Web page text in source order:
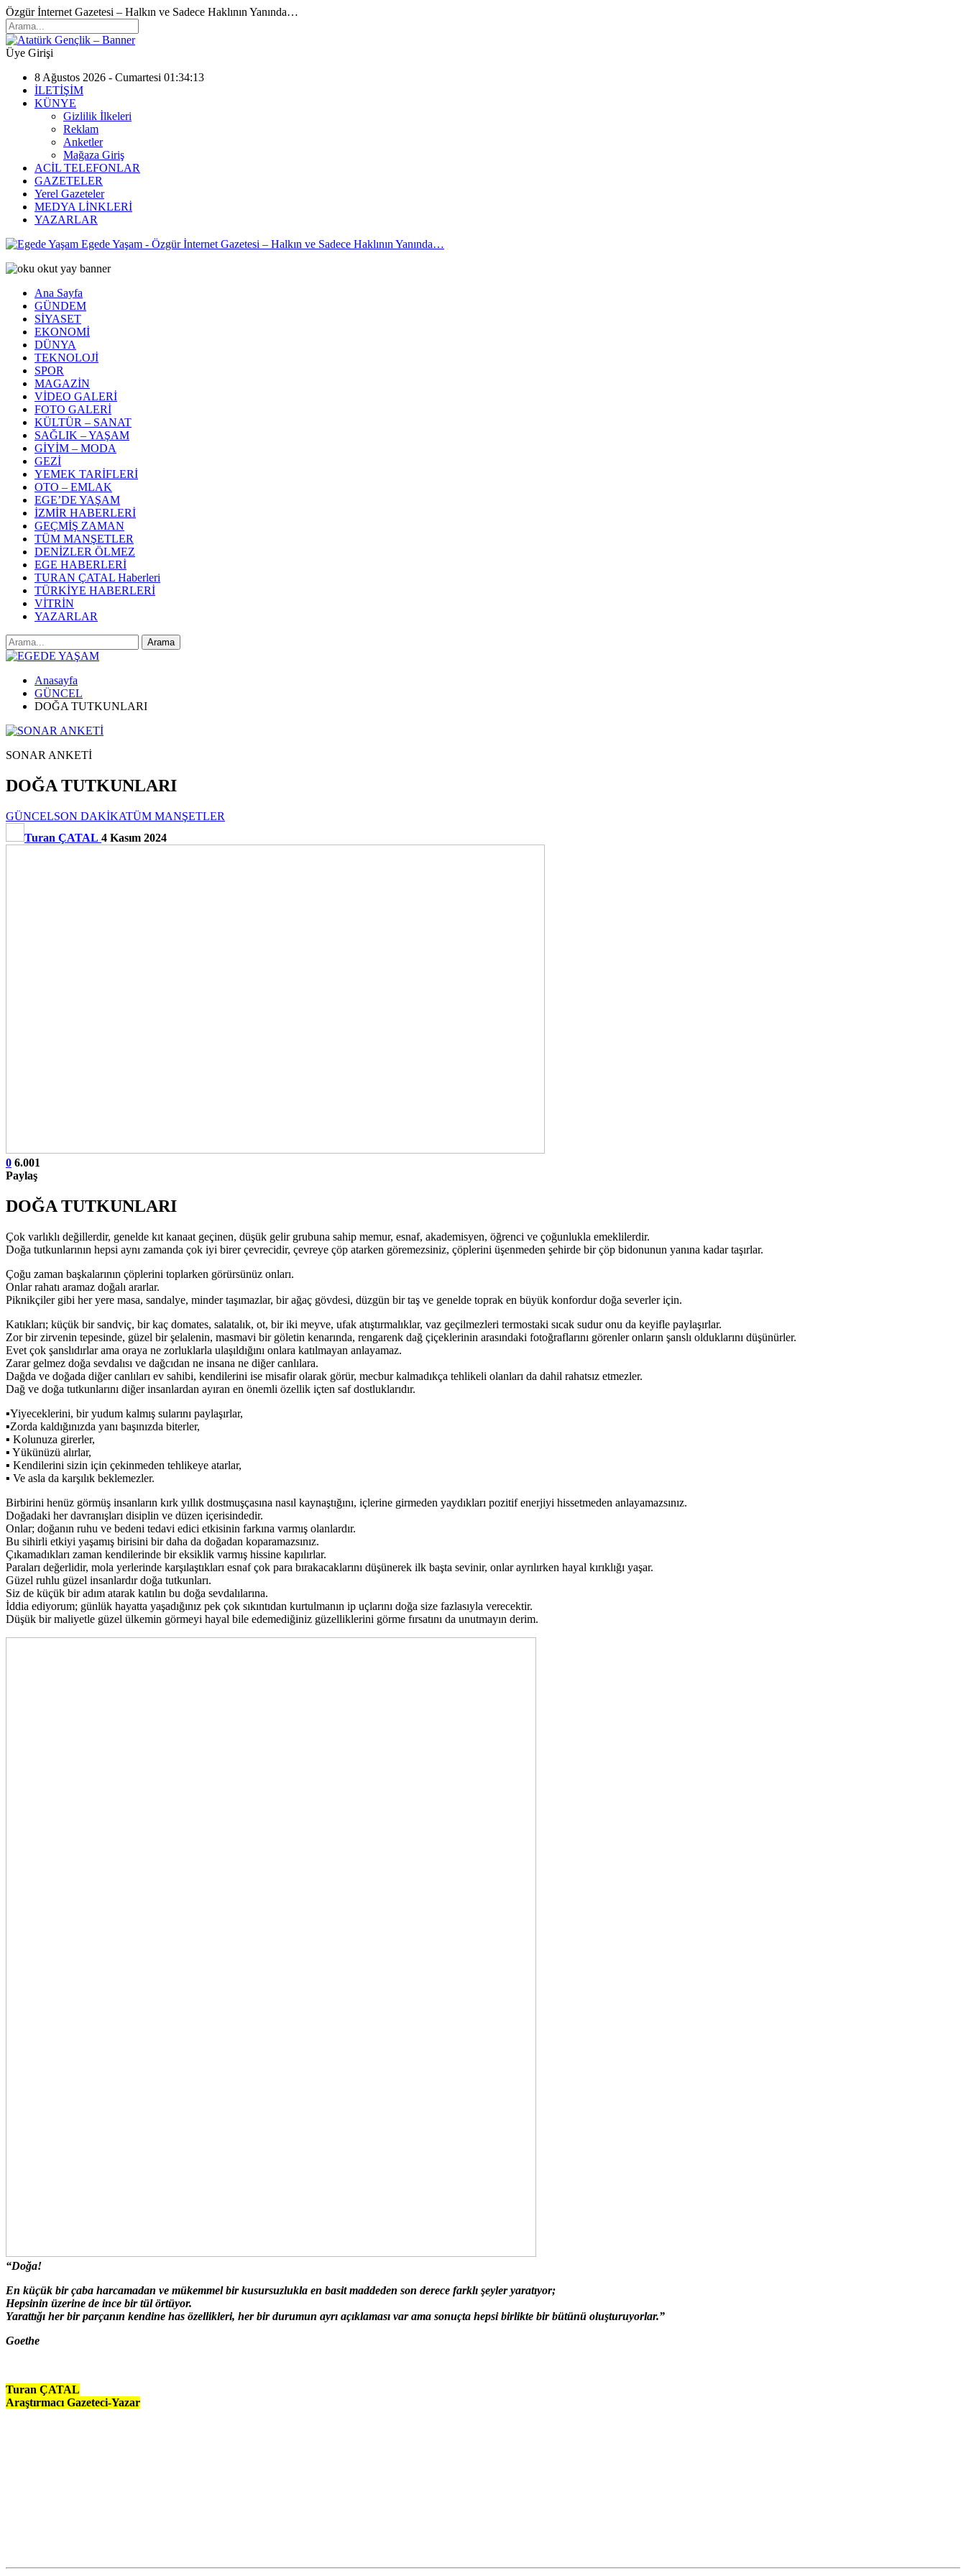
Özgür İnternet Gazetesi – Halkın ve Sadece Haklının Yanında…
Üye Girişi
8 Ağustos 2026 - Cumartesi 01:34:13
İLETİŞİM
KÜNYE
Gizlilik İlkeleri
Reklam
Anketler
Mağaza Giriş
ACİL TELEFONLAR
GAZETELER
Yerel Gazeteler
MEDYA LİNKLERİ
YAZARLAR
Egede Yaşam - Özgür İnternet Gazetesi – Halkın ve Sadece Haklının Yanında…
Ana Sayfa
GÜNDEM
SİYASET
EKONOMİ
DÜNYA
TEKNOLOJİ
SPOR
MAGAZİN
VİDEO GALERİ
FOTO GALERİ
KÜLTÜR – SANAT
SAĞLIK – YAŞAM
GİYİM – MODA
GEZİ
YEMEK TARİFLERİ
OTO – EMLAK
EGE’DE YAŞAM
İZMİR HABERLERİ
GEÇMİŞ ZAMAN
TÜM MANŞETLER
DENİZLER ÖLMEZ
EGE HABERLERİ
TURAN ÇATAL Haberleri
TÜRKİYE HABERLERİ
VİTRİN
YAZARLAR
Anasayfa
GÜNCEL
DOĞA TUTKUNLARI
SONAR ANKETİ
DOĞA TUTKUNLARI
GÜNCELSON DAKİKATÜM MANŞETLER
Turan ÇATAL 4 Kasım 2024
0 6.001
Paylaş
DOĞA TUTKUNLARI
Çok varlıklı değillerdir, genelde kıt kanaat geçinen, düşük gelir grubuna sahip memur, esnaf, akademisyen, öğrenci ve çoğunlukla emeklilerdir.
Doğa tutkunlarının hepsi aynı zamanda çok iyi birer çevrecidir, çevreye çöp atarken göremezsiniz, çöplerini üşenmeden şehirde bir çöp bidonunun yanına kadar taşırlar.
Çoğu zaman başkalarının çöplerini toplarken görürsünüz onları.
Onlar rahatı aramaz doğalı ararlar.
Piknikçiler gibi her yere masa, sandalye, minder taşımazlar, bir ağaç gövdesi, düzgün bir taş ve genelde toprak en büyük konfordur doğa severler için.
Katıkları; küçük bir sandviç, bir kaç domates, salatalık, ot, bir iki meyve, ufak atıştırmalıklar, vaz geçilmezleri termostaki sıcak sudur onu da keyifle paylaşırlar.
Zor bir zirvenin tepesinde, güzel bir şelalenin, masmavi bir göletin kenarında, rengarenk dağ çiçeklerinin arasındaki fotoğraflarını görenler onların şanslı olduklarını düşünürler.
Evet çok şanslıdırlar ama oraya ne zorluklarla ulaşıldığını onlara katılmayan anlayamaz.
Zarar gelmez doğa sevdalısı ve dağcıdan ne insana ne diğer canlılara.
Dağda ve doğada diğer canlıları ev sahibi, kendilerini ise misafir olarak görür, mecbur kalmadıkça tehlikeli olanları da dahil rahatsız etmezler.
Dağ ve doğa tutkunlarını diğer insanlardan ayıran en önemli özellik içten saf dostluklarıdır.
▪Yiyeceklerini, bir yudum kalmış sularını paylaşırlar,
▪Zorda kaldığınızda yanı başınızda biterler,
▪ Kolunuza girerler,
▪ Yükünüzü alırlar,
▪ Kendilerini sizin için çekinmeden tehlikeye atarlar,
▪ Ve asla da karşılık beklemezler.
Birbirini henüz görmüş insanların kırk yıllık dostmuşçasına nasıl kaynaştığını, içlerine girmeden yaydıkları pozitif enerjiyi hissetmeden anlayamazsınız.
Doğadaki her davranışları disiplin ve düzen içerisindedir.
Onlar; doğanın ruhu ve bedeni tedavi edici etkisinin farkına varmış olanlardır.
Bu sihirli etkiyi yaşamış birisini bir daha da doğadan koparamazsınız.
Çıkamadıkları zaman kendilerinde bir eksiklik varmış hissine kapılırlar.
Paraları değerlidir, mola yerlerinde karşılaştıkları esnaf çok para bırakacaklarını düşünerek ilk başta sevinir, onlar ayrılırken hayal kırıklığı yaşar.
Güzel ruhlu güzel insanlardır doğa tutkunları.
Siz de küçük bir adım atarak katılın bu doğa sevdalılarına.
İddia ediyorum; günlük hayatta yaşadığınız pek çok sıkıntıdan kurtulmanın ip uçlarını doğa size fazlasıyla verecektir.
Düşük bir maliyetle güzel ülkemin görmeyi hayal bile edemediğiniz güzelliklerini görme fırsatını da unutmayın derim.
“Doğa!
En küçük bir çaba harcamadan ve mükemmel bir kusursuzlukla en basit maddeden son derece farklı şeyler yaratıyor;
Hepsinin üzerine de ince bir tül örtüyor.
Yarattığı her bir parçanın kendine has özellikleri, her bir durumun ayrı açıklaması var ama sonuçta hepsi birlikte bir bütünü oluşturuyorlar.”
Goethe
Turan ÇATAL
Araştırmacı Gazeteci-Yazar